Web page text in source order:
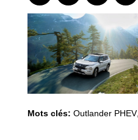
Mots clés: Outlander PHEV,